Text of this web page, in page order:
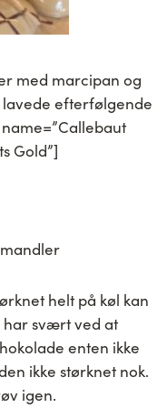
med marcipan og
efterfølgende
Gold”]
helt på køl kan
har svært ved at
enten ikke
ikke størknet nok.
igen.